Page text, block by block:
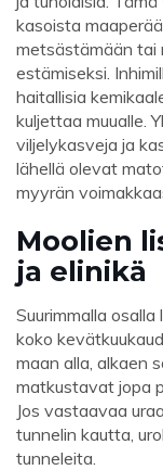
kasoista
metsästämään tai
estämiseksi.
haitallisia
kuljettaa muualle.
viljelykasveja ja
lähellä olevat
myyrän
Moolien
ja elinikä
Suurimmalla
koko
maan alla, alkaen
matkustavat jopa
Jos vastaavaa
tunnelin kautta,
tunneleita.